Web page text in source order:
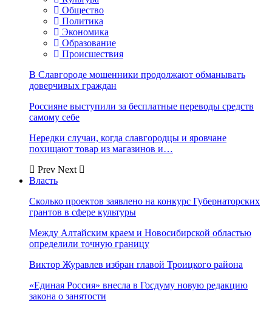
Общество
Политика
Экономика
Образование
Происшествия
В Славгороде мошенники продолжают обманывать
доверчивых граждан
Россияне выступили за бесплатные переводы средств
самому себе
Нередки случаи, когда славгородцы и яровчане
похищают товар из магазинов и…
Prev Next
Власть
Сколько проектов заявлено на конкурс Губернаторских
грантов в сфере культуры
Между Алтайским краем и Новосибирской областью
определили точную границу
Виктор Журавлев избран главой Троицкого района
«Единая Россия» внесла в Госдуму новую редакцию
закона о занятости